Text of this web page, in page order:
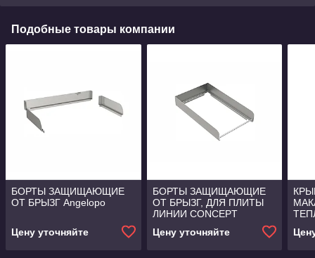
Подобные товары компании
БОРТЫ ЗАЩИЩАЮЩИЕ
ОТ БРЫЗГ Angelopo
Цену уточняйте
БОРТЫ ЗАЩИЩАЮЩИЕ
ОТ БРЫЗГ, ДЛЯ ПЛИТЫ
ЛИНИИ CONCEPT
Цену уточняйте